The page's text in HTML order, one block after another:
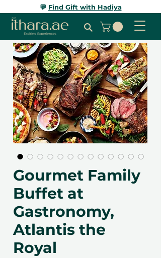
💬 Find Gift with Hadiya
Gourmet Family
Buffet at
Gastronomy,
Atlantis the
Royal